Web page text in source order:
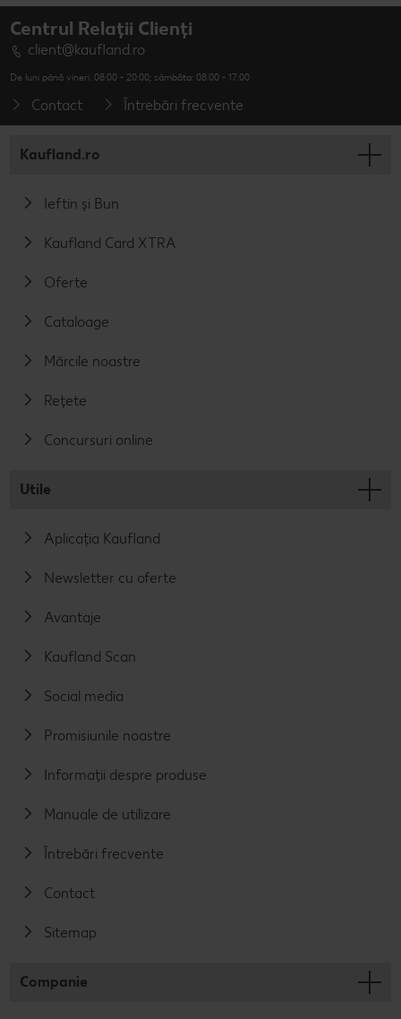
Centrul Relații Clienți
client@kaufland.ro
De luni până vineri: 08:00 - 20:00; sâmbăta: 08:00 - 17:00
Contact Întrebări frecvente
Kaufland.ro
Ieftin și Bun
Kaufland Card XTRA
Oferte
Cataloage
Mărcile noastre
Rețete
Concursuri online
Utile
Aplicația Kaufland
Newsletter cu oferte
Avantaje
Kaufland Scan
Social media
Promisiunile noastre
Informații despre produse
Manuale de utilizare
Întrebări frecvente
Contact
Sitemap
Companie